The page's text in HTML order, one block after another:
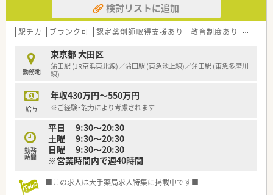
★薬剤師の就業サポートが充実！
大宮本部に「メディカルサポートセンター」が設置されており、
ステムを導入！これにより現場の医療事務がピッキングサポート
に入りますので、薬剤師が対人業務に集中できる環境が整ってい
ます！
無菌調剤室も導入されております！薬歴に関しては全店共通で音
声入力システムを導入しておりますので、薬歴入力による残業軽
★充実の研修制度！
新卒研修は勿論のこと、キャリアＵＰ研修やe-learning補助制度
など多彩な研修プログラムがございます！
て就業できる環境です！
【こんな取り組みをしています】
■調剤過誤率0.0031％前後という驚異の安全性を実現してお
■女性の働きやすさを追求した「シンデレラプラン」を導入し、
定期的な意見交換を通じて労働環境の整備を行っています。
■研修認定薬剤師を取得する際にかかる費用は、全額を会社が負
検討リストに追加
駅チカ ブランク可 認定薬剤師取得支援あり 教育制度あり 総合科
勤務地
東京都 大田区
蒲田駅 (JR京浜東北線)／蒲田駅 (東急池上線)／蒲田駅 (東急多摩川
線)
給与
年収430万円～550万円
※ご経験・能力により考慮されます
勤務
時間
平日 9:30～20:30
土曜 9:30～20:30
日曜 9:30～20:30
※営業時間内で週40時間
■この求人は大手薬局求人特集に掲載中です■